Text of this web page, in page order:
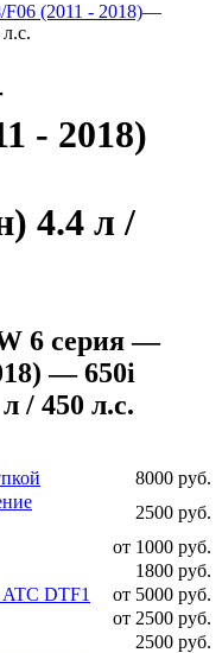
F06 (2011 - 2018)—
- 2018)
4.4 л /
6 серия —
— 650i
/ 450 л.с.
8000 руб.
2500 руб.
от 1000 руб.
1800 руб.
ATC DTF1
от 5000 руб.
от 2500 руб.
2500 руб.